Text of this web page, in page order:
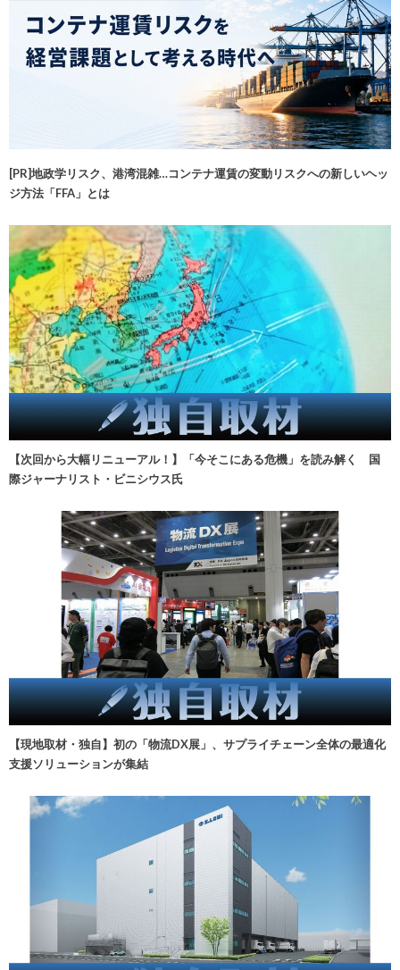
[PR]地政学リスク、港湾混雑…コンテナ運賃の変動リスクへの新しいヘッ
ジ方法「FFA」とは
【次回から大幅リニューアル！】「今そこにある危機」を読み解く 国
際ジャーナリスト・ビニシウス氏
【現地取材・独自】初の「物流DX展」、サプライチェーン全体の最適化
支援ソリューションが集結